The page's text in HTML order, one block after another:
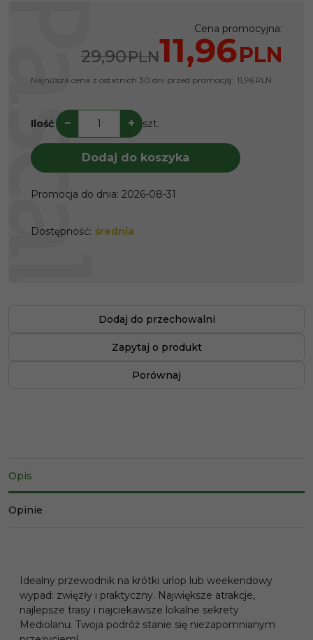
Cena promocyjna:
29,90PLN11,96PLN
Najniższa cena z ostatnich 30 dni przed promocją: 11,96 PLN
Ilość: − + szt.
Dodaj do koszyka
Promocja do dnia: 2026-08-31
Dostępność: średnia
Dodaj do przechowalni
Zapytaj o produkt
Porównaj
Opis
Opinie
Idealny przewodnik na krótki urlop lub weekendowy
wypad: zwięzły i praktyczny. Największe atrakcje,
najlepsze trasy i najciekawsze lokalne sekrety
Mediolanu. Twoja podróż stanie się niezapomnianym